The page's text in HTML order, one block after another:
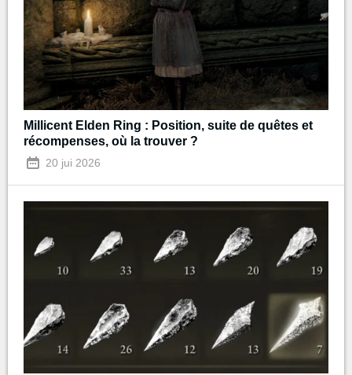
Millicent Elden Ring : Position, suite de quêtes et
récompenses, où la trouver ?
20 jui 2026